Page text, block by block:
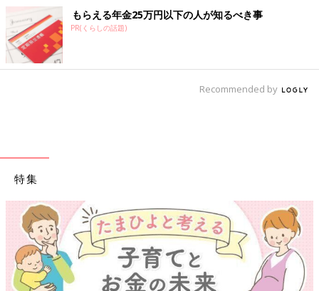
もらえる年金25万円以下の人が知るべき事
PR(くらしの話題)
Recommended by
特集